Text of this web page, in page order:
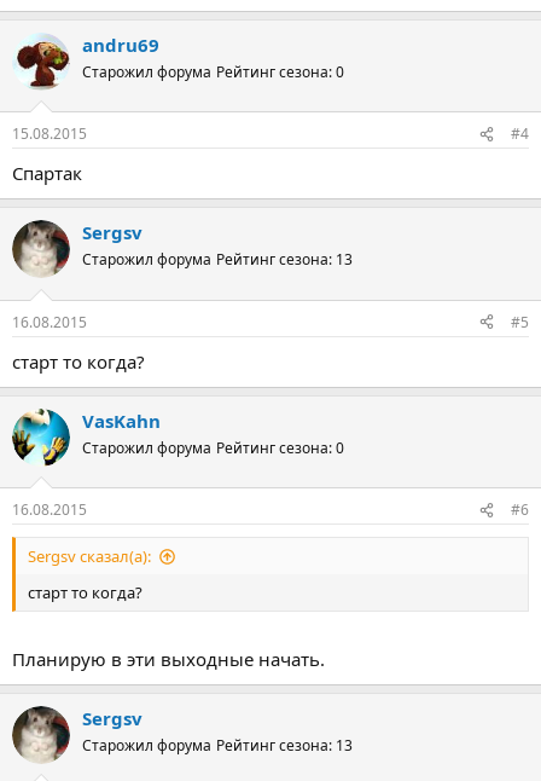
andru69
Старожил форума Рейтинг сезона: 0
15.08.2015 #4
Спартак
Sergsv
Старожил форума Рейтинг сезона: 13
16.08.2015 #5
старт то когда?
VasKahn
Старожил форума Рейтинг сезона: 0
16.08.2015 #6
Sergsv сказал(а):
старт то когда?
Планирую в эти выходные начать.
Sergsv
Старожил форума Рейтинг сезона: 13